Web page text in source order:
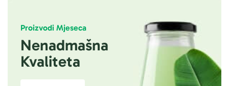
Proizvodi Mjeseca
Nenadmašna
Kvaliteta